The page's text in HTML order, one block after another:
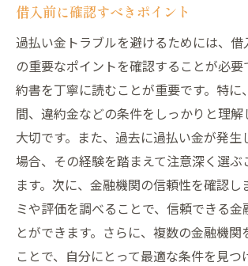
借入前に確認すべきポイント
過払い金トラブルを避けるためには、
の重要なポイントを確認することが必要
約書を丁寧に読むことが重要です。特に
間、違約金などの条件をしっかりと理
大切です。また、過去に過払い金が発生
場合、その経験を踏まえて注意深く選ぶ
ます。次に、金融機関の信頼性を確認し
ミや評価を調べることで、信頼できる金
とができます。さらに、複数の金融機関
ことで、自分にとって最適な条件を見つ